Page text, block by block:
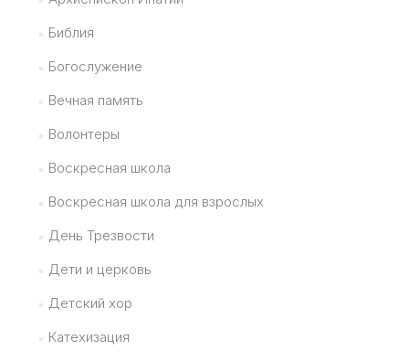
Библия
Богослужение
Вечная память
Волонтеры
Воскресная школа
Воскресная школа для взрослых
День Трезвости
Дети и церковь
Детский хор
Катехизация